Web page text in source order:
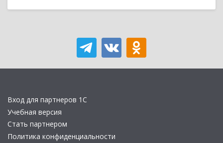
Вход для партнеров 1С
Учебная версия
Стать партнером
Политика конфиденциальности